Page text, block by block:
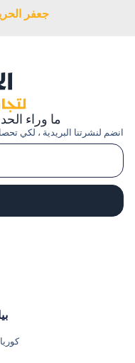
جعفر
ما وراء
انضم لنشرتنا البريدية ، لكي